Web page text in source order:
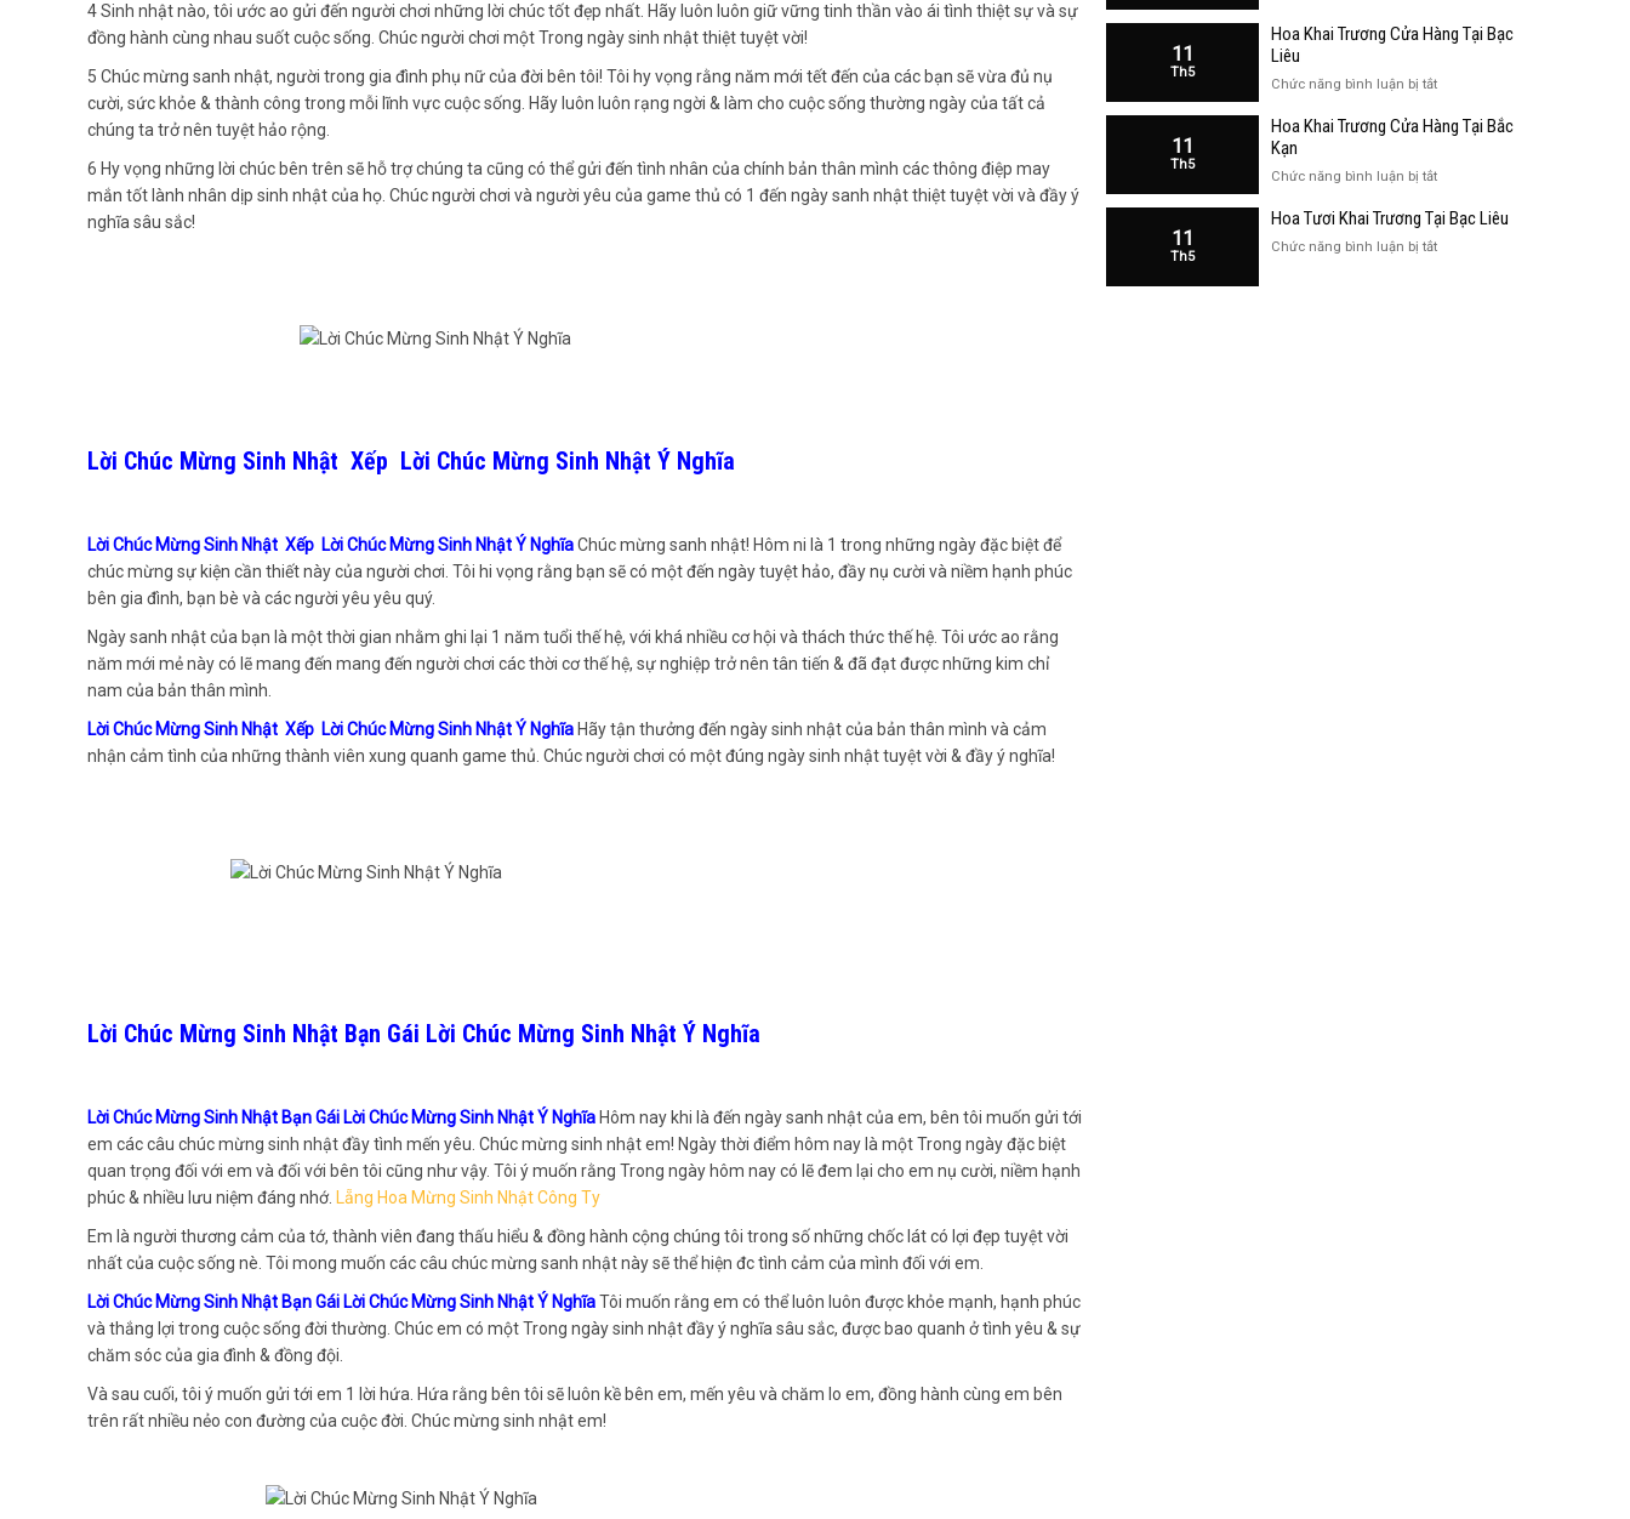
4 Sinh nhật nào, tôi ước ao gửi đến người chơi những lời chúc tốt đẹp nhất. Hãy luôn luôn giữ vững tinh thần vào ái tình thiệt sự và sự
đồng hành cùng nhau suốt cuộc sống. Chúc người chơi một Trong ngày sinh nhật thiệt tuyệt vời!
5 Chúc mừng sanh nhật, người trong gia đình phụ nữ của đời bên tôi! Tôi hy vọng rằng năm mới tết đến của các bạn sẽ vừa đủ nụ
cười, sức khỏe & thành công trong mỗi lĩnh vực cuộc sống. Hãy luôn luôn rạng ngời & làm cho cuộc sống thường ngày của tất cả
chúng ta trở nên tuyệt hảo rộng.
6 Hy vọng những lời chúc bên trên sẽ hỗ trợ chúng ta cũng có thể gửi đến tình nhân của chính bản thân mình các thông điệp may
mắn tốt lành nhân dịp sinh nhật của họ. Chúc người chơi và người yêu của game thủ có 1 đến ngày sanh nhật thiệt tuyệt vời và đầy ý
nghĩa sâu sắc!
Lời Chúc Mừng Sinh Nhật Xếp Lời Chúc Mừng Sinh Nhật Ý Nghĩa
Lời Chúc Mừng Sinh Nhật Xếp Lời Chúc Mừng Sinh Nhật Ý NghĩaChúc mừng sanh nhật! Hôm ni là 1 trong những ngày đặc biệt để
chúc mừng sự kiện cần thiết này của người chơi. Tôi hi vọng rằng bạn sẽ có một đến ngày tuyệt hảo, đầy nụ cười và niềm hạnh phúc
bên gia đình, bạn bè và các người yêu yêu quý.
Ngày sanh nhật của bạn là một thời gian nhằm ghi lại 1 năm tuổi thế hệ, với khá nhiều cơ hội và thách thức thế hệ. Tôi ước ao rằng
năm mới mẻ này có lẽ mang đến mang đến người chơi các thời cơ thế hệ, sự nghiệp trở nên tân tiến & đã đạt được những kim chỉ
nam của bản thân mình.
Lời Chúc Mừng Sinh Nhật Xếp Lời Chúc Mừng Sinh Nhật Ý Nghĩa Hãy tận thưởng đến ngày sinh nhật của bản thân mình và cảm
nhận cảm tình của những thành viên xung quanh game thủ. Chúc người chơi có một đúng ngày sinh nhật tuyệt vời & đầy ý nghĩa!
Lời Chúc Mừng Sinh Nhật Bạn Gái Lời Chúc Mừng Sinh Nhật Ý Nghĩa
Lời Chúc Mừng Sinh Nhật Bạn Gái Lời Chúc Mừng Sinh Nhật Ý Nghĩa Hôm nay khi là đến ngày sanh nhật của em, bên tôi muốn gửi tới
em các câu chúc mừng sinh nhật đầy tình mến yêu. Chúc mừng sinh nhật em! Ngày thời điểm hôm nay là một Trong ngày đặc biệt
quan trọng đối với em và đối với bên tôi cũng như vậy. Tôi ý muốn rằng Trong ngày hôm nay có lẽ đem lại cho em nụ cười, niềm hạnh
phúc & nhiều lưu niệm đáng nhớ.
Lẵng Hoa Mừng Sinh Nhật Công Ty
Em là người thương cảm của tớ, thành viên đang thấu hiểu & đồng hành cộng chúng tôi trong số những chốc lát có lợi đẹp tuyệt vời
nhất của cuộc sống nè. Tôi mong muốn các câu chúc mừng sanh nhật này sẽ thể hiện đc tình cảm của mình đối với em.
Lời Chúc Mừng Sinh Nhật Bạn Gái Lời Chúc Mừng Sinh Nhật Ý NghĩaTôi muốn rằng em có thể luôn luôn được khỏe mạnh, hạnh phúc
và thắng lợi trong cuộc sống đời thường. Chúc em có một Trong ngày sinh nhật đầy ý nghĩa sâu sắc, được bao quanh ở tình yêu & sự
chăm sóc của gia đình & đồng đội.
Và sau cuối, tôi ý muốn gửi tới em 1 lời hứa. Hứa rằng bên tôi sẽ luôn kề bên em, mến yêu và chăm lo em, đồng hành cùng em bên
trên rất nhiều nẻo con đường của cuộc đời. Chúc mừng sinh nhật em!
Liêu
Khai
Tại
Kạn
11
Th5
Hoa Khai Trương Cửa Hàng Tại Bạc
Liêu
Chức năng bình luận bị tắtở
Khai
Hàng
Bạc
Liêu
11
Th5
Hoa Khai Trương Cửa Hàng Tại Bắc
Kạn
Chức năng bình luận bị tắtở
Khai
11
Th5
Hoa Tươi Khai Trương Tại Bạc Liêu
Chức năng bình luận bị tắtở